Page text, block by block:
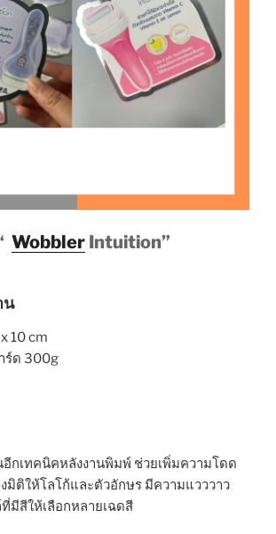
Wobbler Intuition”
น
10 cm
ร์ด 300g
กเทคนิคหลังงานพิมพ์ ช่วยเพิ่มความโดด
มิติให้โลโก้และตัวอักษร มีความแวววาว
มีสีให้เลือกหลายเฉดสี